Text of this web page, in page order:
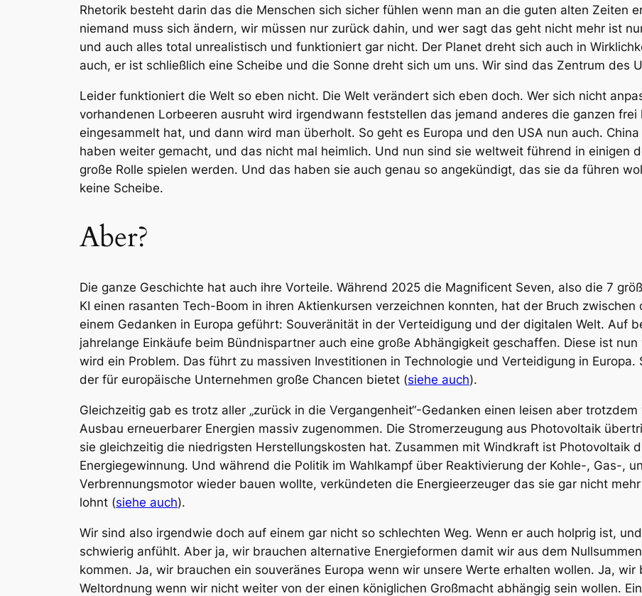
Rhetorik besteht darin das die Menschen sich sicher fühlen wenn man an die guten alten Zeiten
niemand muss sich ändern, wir müssen nur zurück dahin, und wer sagt das geht nicht mehr ist
und auch alles total unrealistisch und funktioniert gar nicht. Der Planet dreht sich auch in
auch, er ist schließlich eine Scheibe und die Sonne dreht sich um uns. Wir sind das Zentrum des
Leider funktioniert die Welt so eben nicht. Die Welt verändert sich eben doch. Wer sich nicht
vorhandenen Lorbeeren ausruht wird irgendwann feststellen das jemand anderes die ganzen
eingesammelt hat, und dann wird man überholt. So geht es Europa und den USA nun auch.
haben weiter gemacht, und das nicht mal heimlich. Und nun sind sie weltweit führend in einigen
große Rolle spielen werden. Und das haben sie auch genau so angekündigt, das sie da führen
keine Scheibe.
Aber?
Die ganze Geschichte hat auch ihre Vorteile. Während 2025 die Magnificent Seven, also die 7
KI einen rasanten Tech-Boom in ihren Aktienkursen verzeichnen konnten, hat der Bruch
einem Gedanken in Europa geführt: Souveränität in der Verteidigung und der digitalen Welt. Auf
jahrelange Einkäufe beim Bündnispartner auch eine große Abhängigkeit geschaffen. Diese ist
wird ein Problem. Das führt zu massiven Investitionen in Technologie und Verteidigung in
der für europäische Unternehmen große Chancen bietet (siehe auch).
Gleichzeitig gab es trotz aller „zurück in die Vergangenheit“-Gedanken einen leisen aber
Ausbau erneuerbarer Energien massiv zugenommen. Die Stromerzeugung aus Photovoltaik
sie gleichzeitig die niedrigsten Herstellungskosten hat. Zusammen mit Windkraft ist Photovoltaik
Energiegewinnung. Und während die Politik im Wahlkampf über Reaktivierung der Kohle-, Gas-,
Verbrennungsmotor wieder bauen wollte, verkündeten die Energieerzeuger das sie gar nicht
lohnt (siehe auch).
Wir sind also irgendwie doch auf einem gar nicht so schlechten Weg. Wenn er auch holprig ist,
schwierig anfühlt. Aber ja, wir brauchen alternative Energieformen damit wir aus dem
kommen. Ja, wir brauchen ein souveränes Europa wenn wir unsere Werte erhalten wollen. Ja,
Weltordnung wenn wir nicht weiter von der einen königlichen Großmacht abhängig sein wollen.